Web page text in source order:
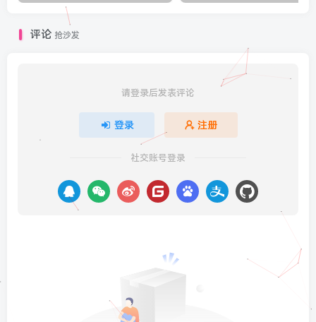
评论 抢沙发
请登录后发表评论
登录 注册
社交账号登录